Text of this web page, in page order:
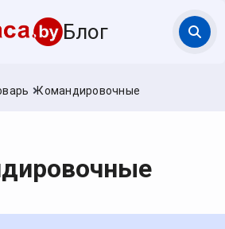
Блог
Командировочные